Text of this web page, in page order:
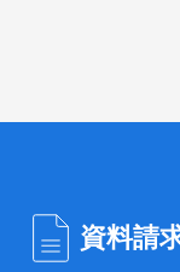
資料請